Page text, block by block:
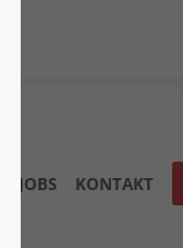
JOBS KONTAKT